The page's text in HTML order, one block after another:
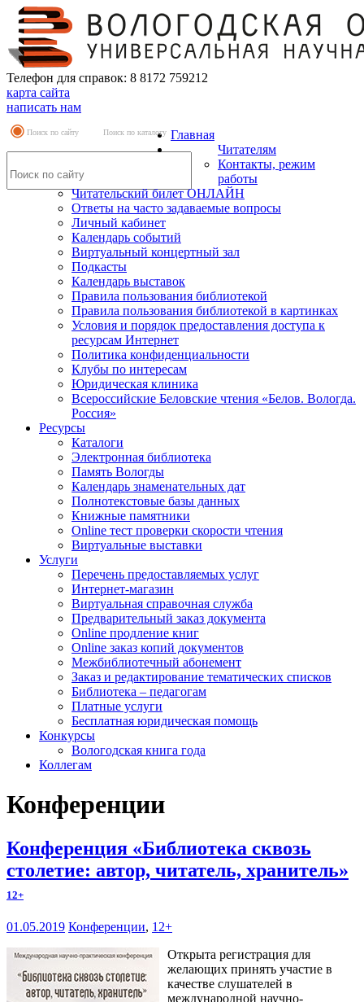
Телефон для справок: 8 8172 759212
карта сайта
написать нам
Поиск по сайту Поиск по каталогу Главная
Читателям
Контакты, режим
работы
Читательский билет ОНЛАЙН
Ответы на часто задаваемые вопросы
Личный кабинет
Календарь событий
Виртуальный концертный зал
Подкасты
Календарь выставок
Правила пользования библиотекой
Правила пользования библиотекой в картинках
Условия и порядок предоставления доступа к
ресурсам Интернет
Политика конфиденциальности
Клубы по интересам
Юридическая клиника
Всероссийские Беловские чтения «Белов. Вологда.
Россия»
Ресурсы
Каталоги
Электронная библиотека
Память Вологды
Календарь знаменательных дат
Полнотекстовые базы данных
Книжные памятники
Online тест проверки скорости чтения
Виртуальные выставки
Услуги
Перечень предоставляемых услуг
Интернет-магазин
Виртуальная справочная служба
Предварительный заказ документа
Online продление книг
Online заказ копий документов
Межбиблиотечный абонемент
Заказ и редактирование тематических списков
Библиотека – педагогам
Платные услуги
Бесплатная юридическая помощь
Конкурсы
Вологодская книга года
Коллегам
Конференции
Конференция «Библиотека сквозь
столетие: автор, читатель, хранитель»
12+
01.05.2019 Конференции, 12+
Открыта регистрация для
желающих принять участие в
качестве слушателей в
международной научно-